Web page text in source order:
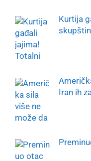
Kurtija
Iran ih